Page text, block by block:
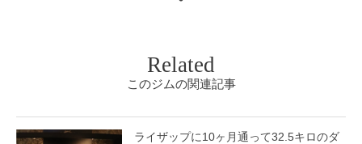
Related
このジムの関連記事
ライザップに10ヶ月通って32.5キロのダ